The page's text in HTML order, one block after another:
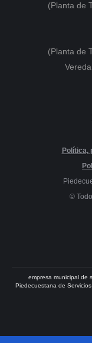
(Planta de
(Planta de
Política,
©
empresa municipal de
Piedecuestana de